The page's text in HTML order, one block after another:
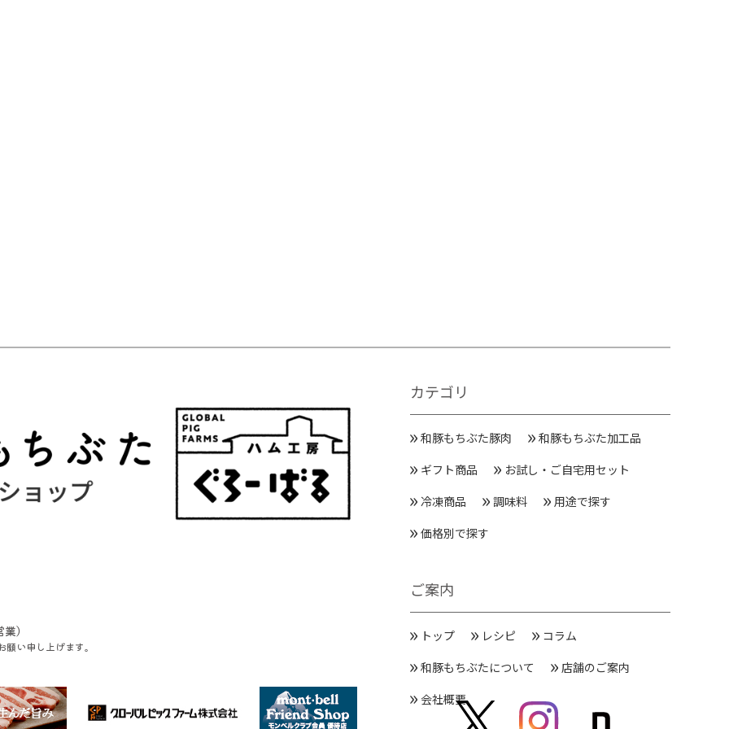
）
い申し上げます。
カテゴリ
和豚もちぶた豚肉
和豚もちぶた加工品
ギフト商品
お試し・ご自宅用セット
冷凍商品
調味料
用途で探す
価格別で探す
ご案内
トップ レシピ
コラム
和豚もちぶたについて
店舗のご案内
会社概要